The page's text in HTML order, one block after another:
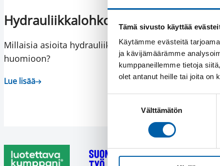
Tämä sivusto käyttää
Käytämme evästeitä
ja kävijämäärämme
kumppaneillemme tietoja
olet antanut heille tai joita on
Välttämätön
Hydrauliikkalohkon koneistus:
Millaisia asioita hydrauliikkalohkon koneistukseen
huomioon?
Lue lisää